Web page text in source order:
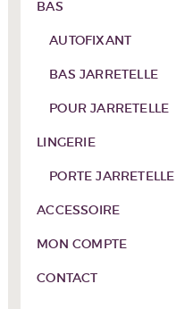
BAS
AUTOFIXANT
BAS JARRETELLE
POUR JARRETELLE
LINGERIE
PORTE JARRETELLE
ACCESSOIRE
MON COMPTE
CONTACT